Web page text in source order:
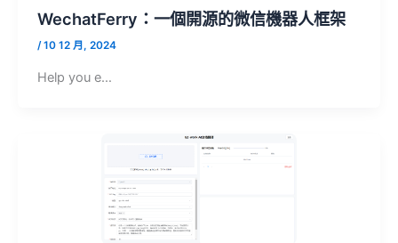
WechatFerry：一個開源的微信機器人框架
/10 12 月, 2024
Help you e…